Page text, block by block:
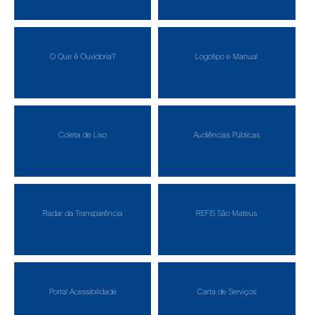
O Que é Ouvidoria? Logotipo e Manual
Coleta de Lixo Audiências Públicas
Radar da Transparência REFIS São Mateus
Portal Acessibilidade Carta de Serviços